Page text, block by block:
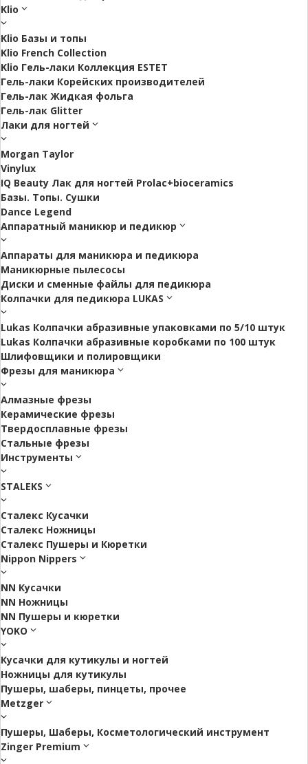
Klio
Klio Базы и топы
Klio French Collection
Klio Гель-лаки Коллекция ESTET
Гель-лаки Корейских производителей
Гель-лак Жидкая фольга
Гель-лак Glitter
Лаки для ногтей
Morgan Taylor
Vinylux
IQ Beauty Лак для ногтей Prolac+bioceramics
Базы. Топы. Сушки
Dance Legend
Аппаратный маникюр и педикюр
Аппараты для маникюра и педикюра
Маникюрные пылесосы
Диски и сменные файлы для педикюра
Колпачки для педикюра LUKAS
Lukas Колпачки абразивные упаковками по 5/10 штук
Lukas Колпачки абразивные коробками по 100 штук
Шлифовщики и полировщики
Фрезы для маникюра
Алмазные фрезы
Керамические фрезы
Твердосплавные фрезы
Стальные фрезы
Инструменты
STALEKS
Сталекс Кусачки
Сталекс Ножницы
Сталекс Пушеры и Кюретки
Nippon Nippers
NN Кусачки
NN Ножницы
NN Пушеры и кюретки
YOKO
Кусачки для кутикулы и ногтей
Ножницы для кутикулы
Пушеры, шаберы, пинцеты, прочее
Metzger
Пушеры, Шаберы, Косметологический инструмент
Zinger Premium